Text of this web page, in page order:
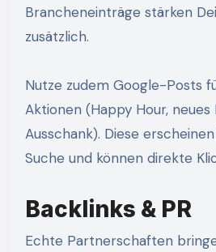
Brancheneinträge stärken
zusätzlich.
Nutze zudem Google-Posts
Aktionen (Happy Hour, neues
Ausschank). Diese
Suche und können direkte
Backlinks & PR
Echte Partnerschaften